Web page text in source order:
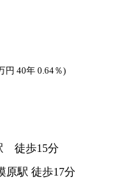
円 40年 0.64％)
徒歩15分
原駅 徒歩17分